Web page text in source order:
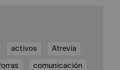
activos Atrevia
comunicación